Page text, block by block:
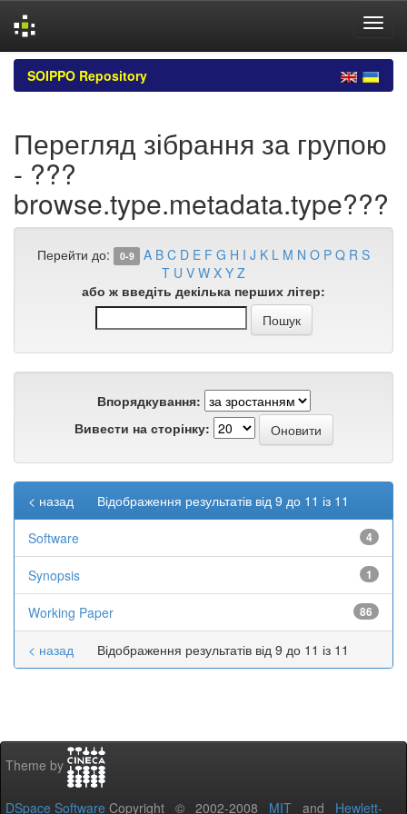
Skip
navigation
SOIPPO Repository
Перегляд зібрання за групою
- ???
browse.type.metadata.type???
Перейти до: 0-9 A B C D E F G H I J K L M N O P Q R S
T U V W X Y Z
або ж введіть декілька перших літер:
Впорядкування:
Вивести на сторінку:
Відображення результатів від 9 до 11 із 11
< назад
Software 4
Synopsis 1
Working Paper 86
Відображення результатів від 9 до 11 із 11
< назад
Theme by
DSpace Software Copyright © 2002-2008 MIT and Hewlett-